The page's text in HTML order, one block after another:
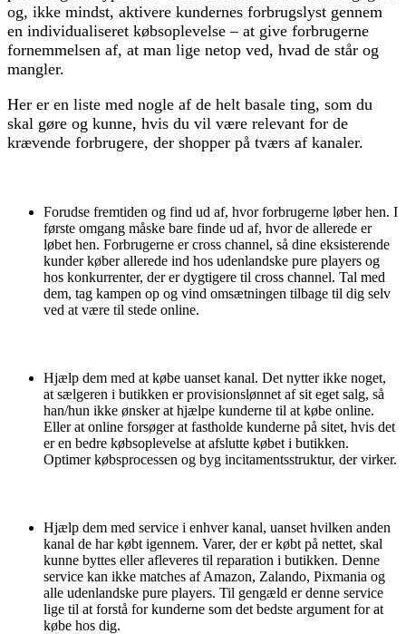
og, ikke mindst, aktivere kundernes forbrugslyst gennem
en individualiseret købsoplevelse – at give forbrugerne
fornemmelsen af, at man lige netop ved, hvad de står og
mangler.
Her er en liste med nogle af de helt basale ting, som du
skal gøre og kunne, hvis du vil være relevant for de
krævende forbrugere, der shopper på tværs af kanaler.
Forudse fremtiden og find ud af, hvor forbrugerne løber hen. I
første omgang måske bare finde ud af, hvor de allerede er
løbet hen. Forbrugerne er cross channel, så dine eksisterende
kunder køber allerede ind hos udenlandske pure players og
hos konkurrenter, der er dygtigere til cross channel. Tal med
dem, tag kampen op og vind omsætningen tilbage til dig selv
ved at være til stede online.
Hjælp dem med at købe uanset kanal. Det nytter ikke noget,
at sælgeren i butikken er provisionslønnet af sit eget salg, så
han/hun ikke ønsker at hjælpe kunderne til at købe online.
Eller at online forsøger at fastholde kunderne på sitet, hvis det
er en bedre købs­oplevelse at afslutte købet i butikken.
Optimer købsprocessen og byg incitamentsstruktur, der virker.
Hjælp dem med service i enhver kanal, uanset hvilken anden
kanal de har købt igennem. Varer, der er købt på nettet, skal
kunne byttes eller afleveres til reparation i butikken. Denne
service kan ikke matches af Amazon, Zalando, Pixmania og
alle udenlandske pure players. Til gengæld er denne service
lige til at forstå for kunderne som det bedste argument for at
købe hos dig.